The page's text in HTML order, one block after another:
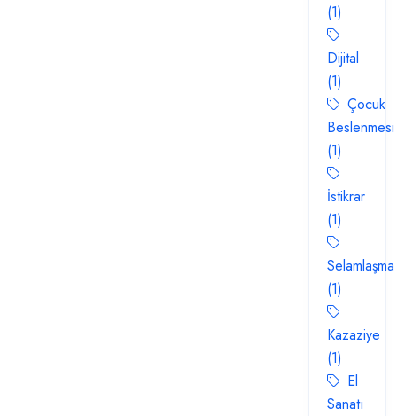
(1)
Dijital
(1)
Çocuk
Beslenmesi
(1)
İstikrar
(1)
Selamlaşma
(1)
Kazaziye
(1)
El
Sanatı